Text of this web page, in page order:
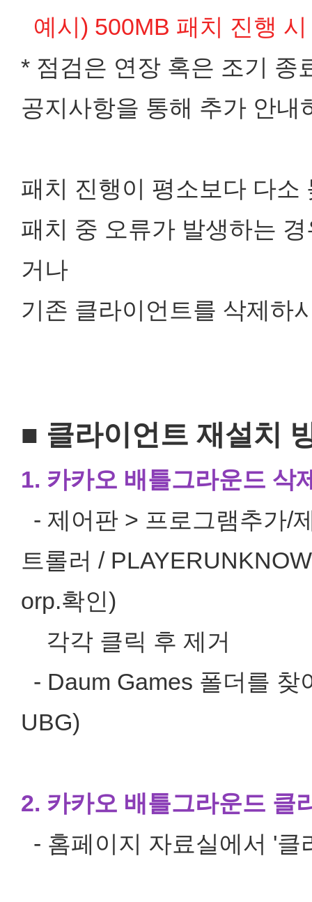
예시) 500MB 패치 진행
* 점검은 연장 혹은 조기 종
공지사항을 통해 추가 안내
패치 진행이 평소보다 다소
패치 중 오류가 발생하는
거나
기존 클라이언트를 삭제하
■ 클라이언트 재설치
1. 카카오 배틀그라운드 삭
- 제어판 > 프로그램추가/
트롤러 /
orp.확인)
각각 클릭 후 제거
- Daum Games 폴더를
UBG)
2. 카카오 배틀그라운드 클
- 홈페이지 자료실에서 '